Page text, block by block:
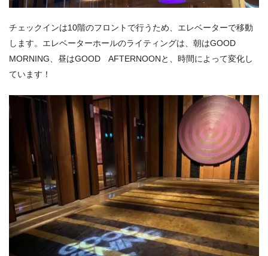
チェックインは10階のフロントで行うため、エレベーターで移動
します。エレベーターホールのライティングは、朝はGOOD
MORNING、昼はGOOD AFTERNOONと、時間によって変化し
ています！